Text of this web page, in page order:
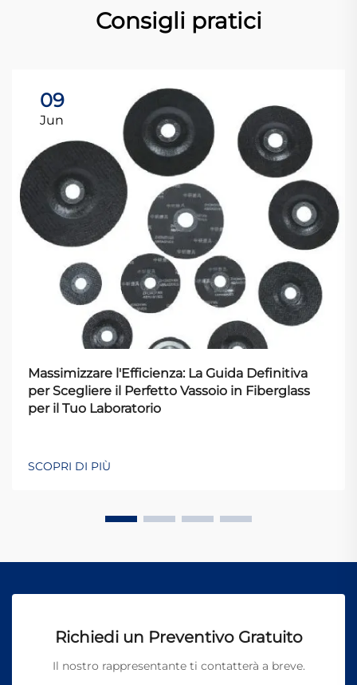
Consigli pratici
09
Jun
Massimizzare l'Efficienza: La Guida Definitiva
per Scegliere il Perfetto Vassoio in Fiberglass
per il Tuo Laboratorio
SCOPRI DI PIÙ
Richiedi un Preventivo Gratuito
Il nostro rappresentante ti contatterà a breve.